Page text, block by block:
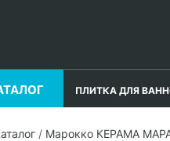
ПЛИТКА ДЛЯ
/ Марокко КЕРАМА